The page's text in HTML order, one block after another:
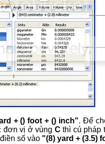
+ () foot + () inch". Để
đơn vị ở vùng C thì cú pháp
số vào "(8) yard + (3.5)